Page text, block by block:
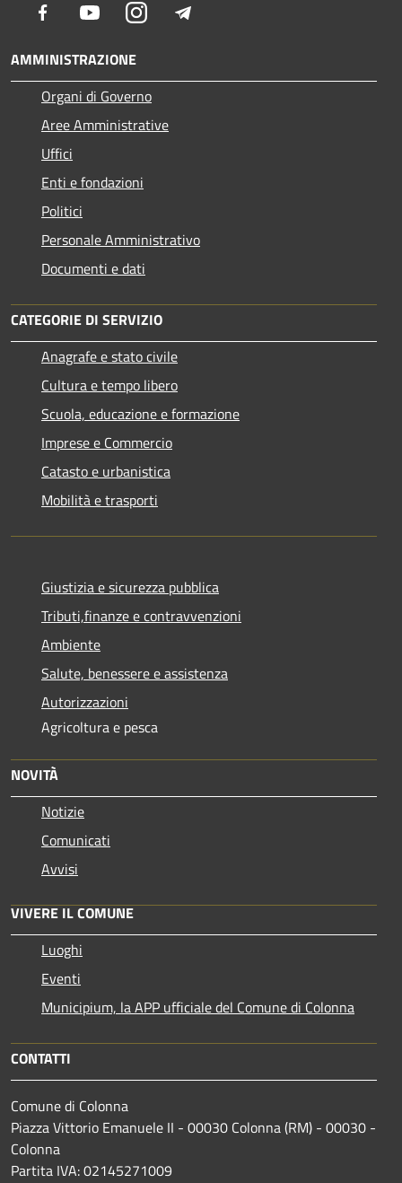
Facebook YoutubeInstagram
AMMINISTRAZIONE
Organi di Governo
Aree Amministrative
Uffici
Enti e fondazioni
Politici
Personale Amministrativo
Documenti e dati
CATEGORIE DI SERVIZIO
Anagrafe e stato civile
Cultura e tempo libero
Scuola, educazione e formazione
Imprese e Commercio
Catasto e urbanistica
Mobilità e trasporti
Giustizia e sicurezza pubblica
Tributi,finanze e contravvenzioni
Ambiente
Salute, benessere e assistenza
Autorizzazioni
Agricoltura e pesca
NOVITÀ
Notizie
Comunicati
Avvisi
VIVERE IL COMUNE
Luoghi
Eventi
Municipium, la APP ufficiale del Comune di Colonna
CONTATTI
Comune di Colonna
Piazza Vittorio Emanuele II - 00030 Colonna (RM) - 00030 -
Colonna
Partita IVA: 02145271009